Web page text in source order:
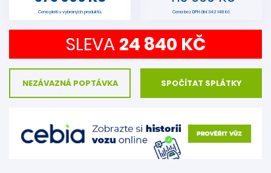
Cena platí u vybraných produktů. Cena bez DPH činí 342 148 Kč
SLEVA 24 840 KČ
NEZÁVAZNÁ POPTÁVKA SPOČÍTAT SPLÁTKY